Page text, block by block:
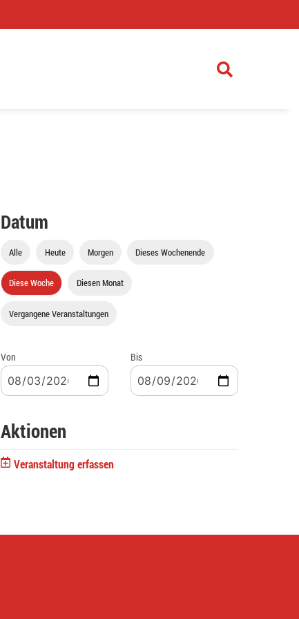
Datum
Alle Heute Morgen Dieses Wochenende
Diese Woche Diesen Monat
Vergangene Veranstaltungen
Von Bis
Aktionen
Veranstaltung erfassen